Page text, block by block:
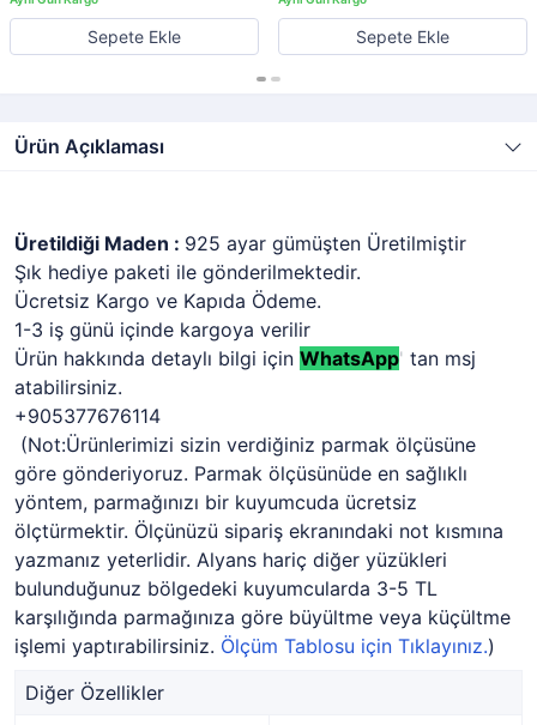
Sepete Ekle Sepete Ekle
Ürün Açıklaması
Üretildiği Maden : 925 ayar gümüşten Üretilmiştir
Şık hediye paketi ile gönderilmektedir.
Ücretsiz Kargo ve Kapıda Ödeme.
1-3 iş günü içinde kargoya verilir
Ürün hakkında detaylı bilgi için WhatsApp' tan msj
atabilirsiniz.
+905377676114
(Not:Ürünlerimizi sizin verdiğiniz parmak ölçüsüne
göre gönderiyoruz. Parmak ölçüsünüde en sağlıklı
yöntem, parmağınızı bir kuyumcuda ücretsiz
ölçtürmektir. Ölçünüzü sipariş ekranındaki not kısmına
yazmanız yeterlidir. Alyans hariç diğer yüzükleri
bulunduğunuz bölgedeki kuyumcularda 3-5 TL
karşılığında parmağınıza göre büyültme veya küçültme
işlemi yaptırabilirsiniz. Ölçüm Tablosu için Tıklayınız.)
Diğer Özellikler